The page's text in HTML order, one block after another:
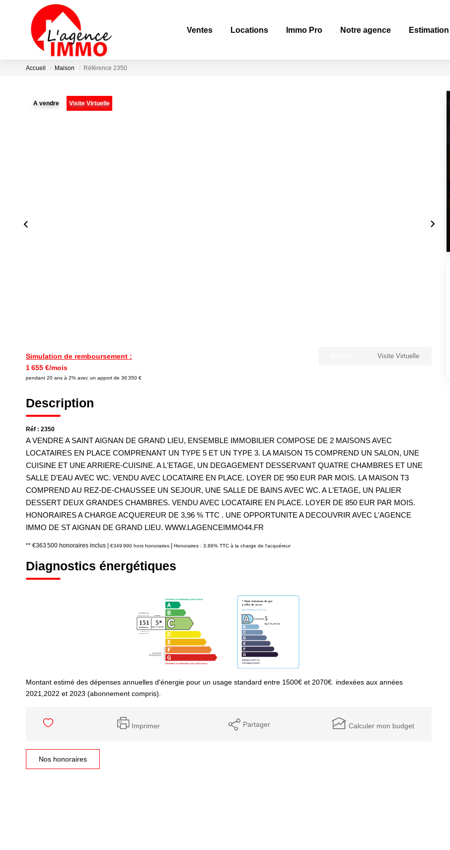
Ventes Locations Immo Pro Notre agence Estimation
Accueil Maison Référence 2350
A vendre Visite Virtuelle
Simulation de remboursement :
1 655 €/mois
pendant 20 ans à 2% avec un apport de 36 350 €
Visite Virtuelle
Description
Réf : 2350
A VENDRE A SAINT AIGNAN DE GRAND LIEU, ENSEMBLE IMMOBILIER COMPOSE DE 2 MAISONS AVEC
LOCATAIRES EN PLACE COMPRENANT UN TYPE 5 ET UN TYPE 3. LA MAISON T5 COMPREND UN SALON, UNE
CUISINE ET UNE ARRIERE-CUISINE. A L'ETAGE, UN DEGAGEMENT DESSERVANT QUATRE CHAMBRES ET UNE
SALLE D'EAU AVEC WC. VENDU AVEC LOCATAIRE EN PLACE. LOYER DE 950 EUR PAR MOIS. LA MAISON T3
COMPREND AU REZ-DE-CHAUSSEE UN SEJOUR, UNE SALLE DE BAINS AVEC WC. A L'ETAGE, UN PALIER
DESSERT DEUX GRANDES CHAMBRES. VENDU AVEC LOCATAIRE EN PLACE. LOYER DE 850 EUR PAR MOIS.
HONORAIRES A CHARGE ACQUEREUR DE 3,96 % TTC . UNE OPPORTUNITE A DECOUVRIR AVEC L'AGENCE
IMMO DE ST AIGNAN DE GRAND LIEU. WWW.LAGENCEIMMO44.FR
** €363 500 honoraires inclus €349 990 hors honoraires Honoraires : 3.86% TTC à la charge de l'acquéreur
Diagnostics énergétiques
Montant estimé des dépenses annuelles d'énergie pour un usage standard entre 1500€ et 2070€. indexées aux années
2021,2022 et 2023 (abonnement compris).
Imprimer Partager Calculer mon budget
Nos honoraires